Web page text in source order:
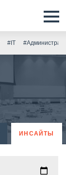
#IT
ИНСАЙТЫ